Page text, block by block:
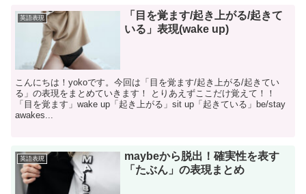
英語表現
「目を覚ます/起き上がる/起きて
いる」表現(wake up)
こんにちは！yokoです。今回は「目を覚ます/起き上がる/起きてい
る」の表現をまとめていきます！ とりあえずここだけ覚えて！！
「目を覚ます」wake up「起き上がる」sit up「起きている」be/stay
awakes...
英語表現
maybeから脱出！確実性を表す
「たぶん」の表現まとめ